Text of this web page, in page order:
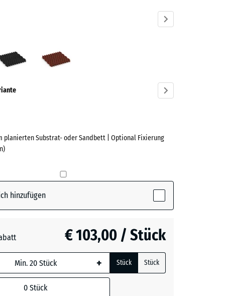
(active)
- € 2,10
wird
planierten Substrat- oder Sandbett | Optional Fixierung
hinzufügen
€ 103,00 / Stück
+ Stück Stück
0 Stück